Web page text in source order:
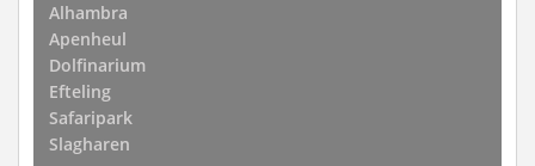
Alhambra
Apenheul
Dolfinarium
Efteling
Safaripark
Slagharen